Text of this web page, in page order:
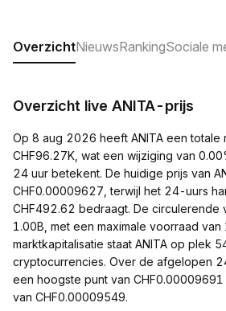
OverzichtNieuwsRankingSociale
Overzicht live ANITA-prijs
Op 8 aug 2026 heeft ANITA een totale
CHF96.27K, wat een wijziging van
24 uur betekent. De huidige prijs van
CHF0.00009627, terwijl het 24-uurs
CHF492.62 bedraagt. De circulerende
1.00B, met een maximale voorraad van
marktkapitalisatie staat ANITA op plek
cryptocurrencies. Over de afgelopen
een hoogste punt van
van CHF0.00009549.